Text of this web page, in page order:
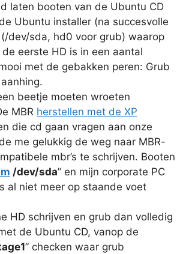
laten booten van de Ubuntu CD
Ubuntu installer (na succesvolle
dev/sda, hd0 voor grub) waarop
eerste HD is in een aantal
met de gebakken peren: Grub
beetje moeten wroeten
MBR herstellen met de XP
die cd gaan vragen aan onze
me gelukkig de weg naar MBR-
mbr’s te schrijven. Booten
/dev/sda” en mijn corporate PC
al niet meer op staande voet
HD schrijven en grub dan volledig
de Ubuntu CD, vanop de
” checken waar grub